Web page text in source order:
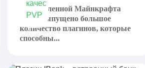
Для вселенной Майнкрафта
было выпущено большое
количество плагинов, которые
способны...